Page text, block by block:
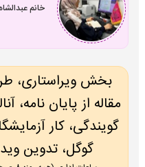
خانم عبدالشاه
بخش ویراستاری،
مقاله از پایان نامه،
گویندگی، کار
گوگل، تدوین